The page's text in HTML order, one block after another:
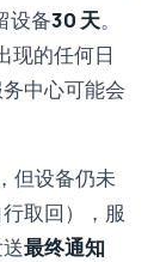
设备30 天。
现的任何日
中心可能会
但设备仍未
取回），服
最终通知